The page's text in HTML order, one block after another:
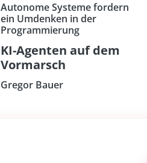
Autonome Systeme fordern
ein Umdenken in der
Programmierung
KI-Agenten auf dem
Vormarsch
Gregor Bauer